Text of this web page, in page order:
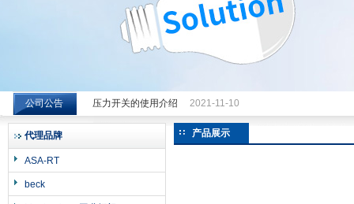
希而科工业控制设备（上海）有限公司
公司公告 压力开关的使用介绍 2021-11-10
代理品牌
ASA-RT
beck
产品展示